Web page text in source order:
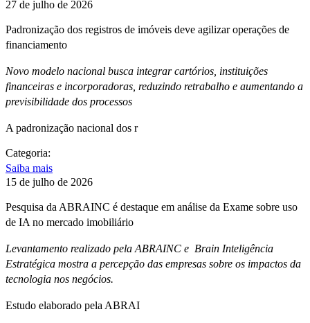
27 de julho de 2026
Padronização dos registros de imóveis deve agilizar operações de
financiamento
Novo modelo nacional busca integrar cartórios, instituições
financeiras e incorporadoras, reduzindo retrabalho e aumentando a
previsibilidade dos processos
A padronização nacional dos r
Categoria:
Saiba mais
15 de julho de 2026
Pesquisa da ABRAINC é destaque em análise da Exame sobre uso
de IA no mercado imobiliário
Levantamento realizado pela ABRAINC e Brain Inteligência
Estratégica mostra a percepção das empresas sobre os impactos da
tecnologia nos negócios.
Estudo elaborado pela ABRAI